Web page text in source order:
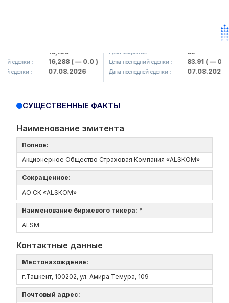
16,100
сделки : 16,288( — 0.0 )
сделки : 07.08.2026
KFSK (<Kafolat sug'urta
Цена закрытия : 82
Цена последний сделки : 83.91( — 0.0 )
Дата последней сделки : 07.08.2026
СУЩЕСТВЕННЫЕ ФАКТЫ
Наименование эмитента
Полное:
Акционерное Общество Страховая Компания «ALSKOM»
Сокращенное:
АО СК «ALSKOM»
Наименование биржевого тикера: *
ALSM
Контактные данные
Местонахождение:
г.Ташкент, 100202, ул. Амира Темура, 109
Почтовый адрес: